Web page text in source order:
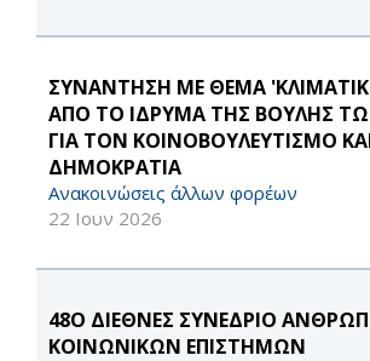
ΣΥΝΑΝΤΗΣΗ ΜΕ ΘΕΜΑ
ΑΠΟ ΤΟ ΙΔΡΥΜΑ ΤΗΣ ΒΟΥΛΗΣ
ΓΙΑ ΤΟΝ ΚΟΙΝΟΒΟΥΛΕΥΤΙΣΜΟ
ΔΗΜΟΚΡΑΤΙΑ
Ανακοινώσεις άλλων φορέων
22 Ιουν 2026
48Ο ΔΙΕΘΝΕΣ ΣΥΝΕΔΡΙΟ
ΚΟΙΝΩΝΙΚΩΝ ΕΠΙΣΤΗΜΩΝ